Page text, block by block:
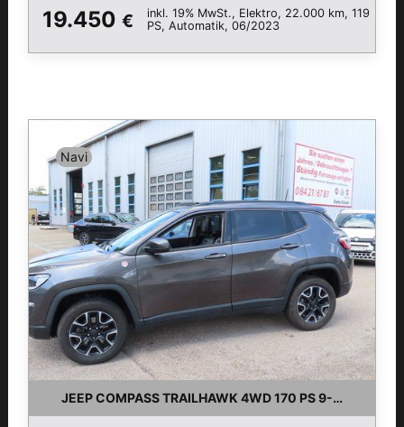
19.450 €
inkl. 19% MwSt., Elektro, 22.000 km, 119
PS, Automatik, 06/2023
Navi
JEEP COMPASS TRAILHAWK 4WD 170 PS 9-GANG